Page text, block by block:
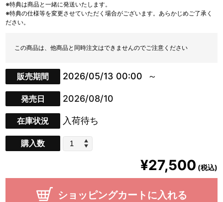
※特典は商品と一緒に発送いたします。
※特典の仕様等を変更させていただく場合がございます。あらかじめご了承く
ださい。
この商品は、他商品と同時注文はできませんのでご注意ください
販売期間 2026/05/13 00:00
発売日 2026/08/10
在庫状況 入荷待ち
購入数
¥27,500 (税込)
ショッピングカートに入れる